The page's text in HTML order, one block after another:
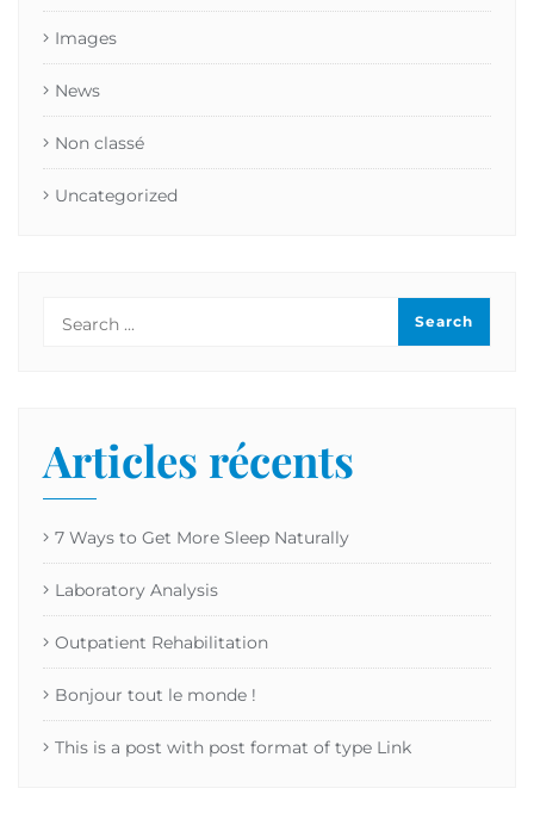
Images
News
Non classé
Uncategorized
Articles récents
7 Ways to Get More Sleep Naturally
Laboratory Analysis
Outpatient Rehabilitation
Bonjour tout le monde !
This is a post with post format of type Link